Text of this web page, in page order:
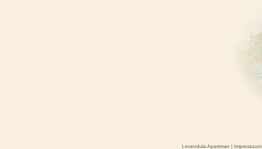
Levendula Apartman | Impresszum